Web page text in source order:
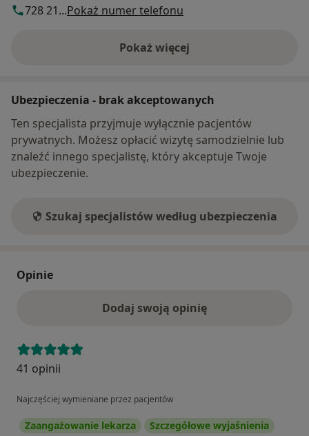
728 21...Pokaż numer telefonu
Pokaż więcej
o adresie
Ubezpieczenia - brak akceptowanych
Ten specjalista przyjmuje wyłącznie pacjentów
prywatnych. Możesz opłacić wizytę samodzielnie lub
znaleźć innego specjalistę, który akceptuje Twoje
ubezpieczenie.
Szukaj specjalistów według ubezpieczenia
Opinie
Dodaj swoją opinię
41 opinii
Najczęściej wymieniane przez pacjentów
Zaangażowanie lekarza Szczegółowe wyjaśnienia